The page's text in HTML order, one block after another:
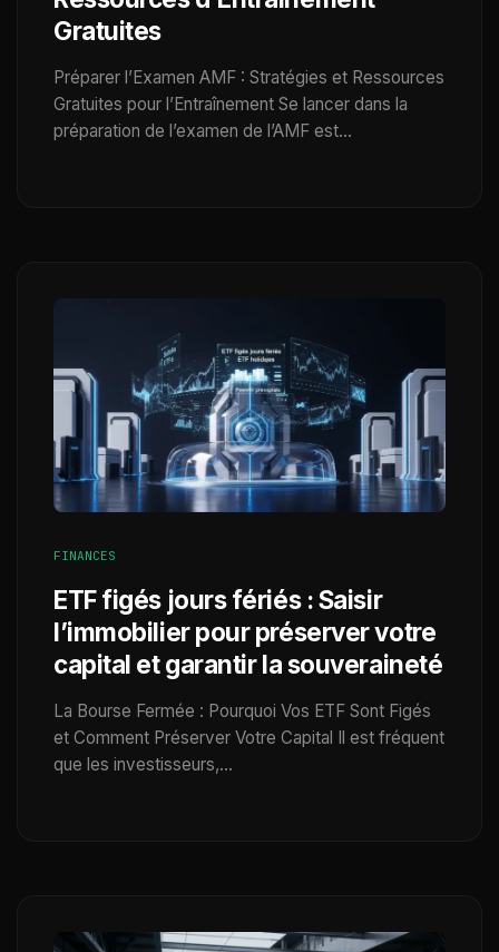
Gratuites
Préparer l’Examen AMF : Stratégies et Ressources
Gratuites pour l’Entraînement Se lancer dans la
préparation de l’examen de l’AMF est…
FINANCES
ETF figés jours fériés : Saisir
l’immobilier pour préserver votre
capital et garantir la souveraineté
La Bourse Fermée : Pourquoi Vos ETF Sont Figés
et Comment Préserver Votre Capital Il est fréquent
que les investisseurs,…